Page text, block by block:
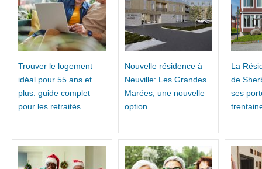
Trouver le logement
idéal pour 55 ans et
plus: guide complet
pour les retraités
Nouvelle résidence à
Neuville: Les Grandes
Marées, une nouvelle
option…
La
de
ses